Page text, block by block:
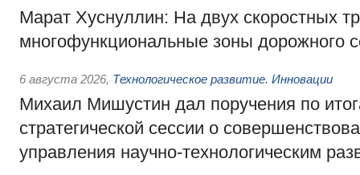
Марат Хуснуллин: На двух скоростных
многофункциональные зоны дорожного
6 августа 2026, Технологическое развитие. Инновации
Михаил Мишустин дал поручения по
стратегической сессии о
управления научно-технологическим